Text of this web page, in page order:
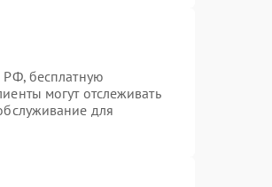
РФ, бесплатную
могут отслеживать
для